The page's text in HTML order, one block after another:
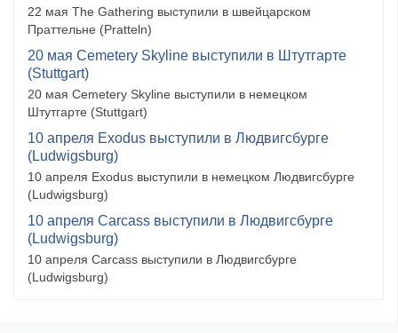
22 мая The Gathering выступили в швейцарском
Праттельне (Pratteln)
20 мая Cemetery Skyline выступили в Штутгарте
(Stuttgart)
20 мая Cemetery Skyline выступили в немецком
Штутгарте (Stuttgart)
10 апреля Exodus выступили в Людвигсбурге
(Ludwigsburg)
10 апреля Exodus выступили в немецком Людвигсбурге
(Ludwigsburg)
10 апреля Carcass выступили в Людвигсбурге
(Ludwigsburg)
10 апреля Carcass выступили в Людвигсбурге
(Ludwigsburg)